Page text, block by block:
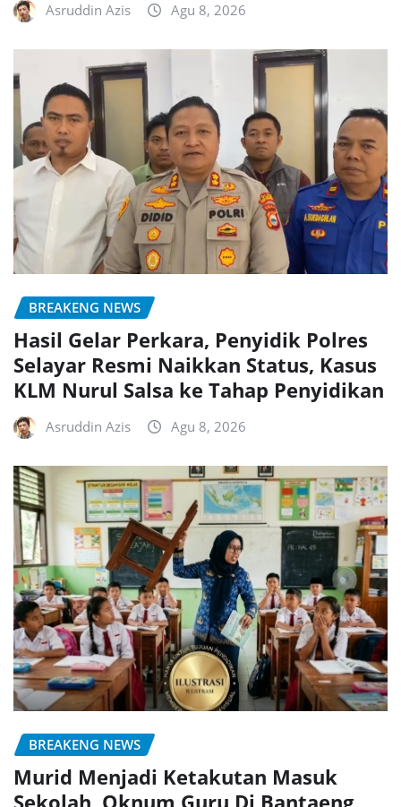
Asruddin Azis Agu 8, 2026
BREAKENG NEWS
Hasil Gelar Perkara, Penyidik Polres
Selayar Resmi Naikkan Status, Kasus
KLM Nurul Salsa ke Tahap Penyidikan
Asruddin Azis Agu 8, 2026
BREAKENG NEWS
Murid Menjadi Ketakutan Masuk